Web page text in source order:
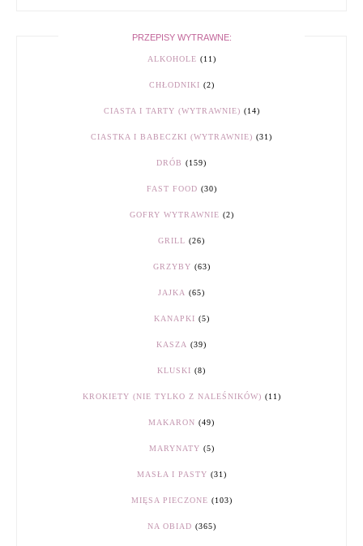
PRZEPISY WYTRAWNE:
ALKOHOLE (11)
CHŁODNIKI (2)
CIASTA I TARTY (WYTRAWNIE) (14)
CIASTKA I BABECZKI (WYTRAWNIE) (31)
DRÓB (159)
FAST FOOD (30)
GOFRY WYTRAWNIE (2)
GRILL (26)
GRZYBY (63)
JAJKA (65)
KANAPKI (5)
KASZA (39)
KLUSKI (8)
KROKIETY (NIE TYLKO Z NALEŚNIKÓW) (11)
MAKARON (49)
MARYNATY (5)
MASŁA I PASTY (31)
MIĘSA PIECZONE (103)
NA OBIAD (365)